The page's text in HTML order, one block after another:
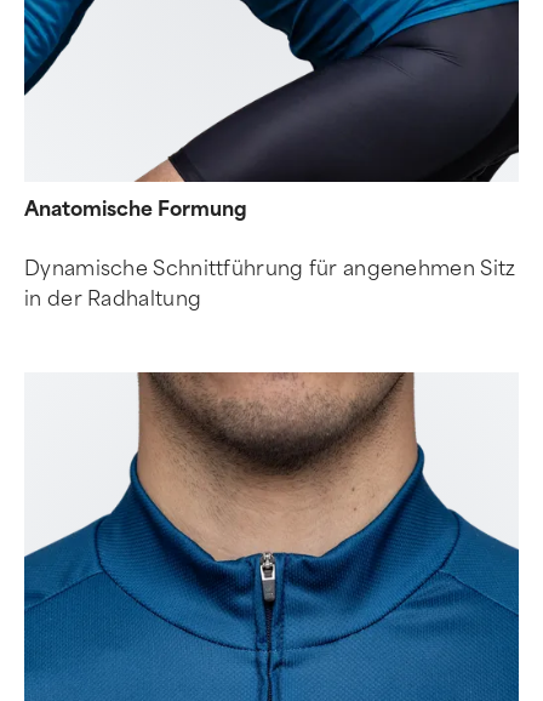
Anatomische Formung
Dynamische Schnittführung für angenehmen Sitz
in der Radhaltung